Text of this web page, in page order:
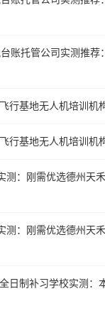
账托管公司实测推荐
行基地无人机培训机
行基地无人机培训机
测：刚需优选德州天
测：刚需优选德州天
日制补习学校实测：